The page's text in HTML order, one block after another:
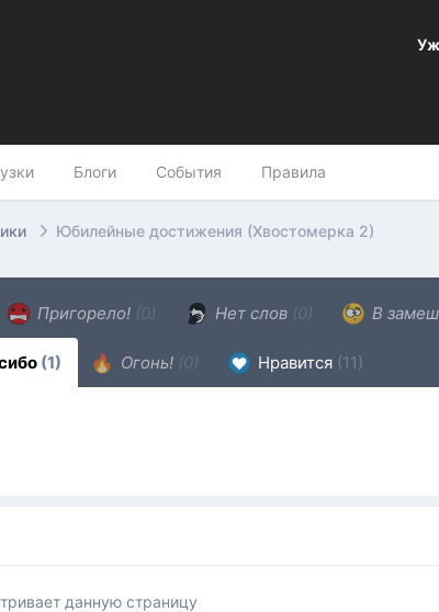
Блоги События Правила
Юбилейные достижения (Хвостомерка 2)
Пригорело! (0) Нет слов (0) В
(1) Огонь! (0) Нравится (11)
данную страницу